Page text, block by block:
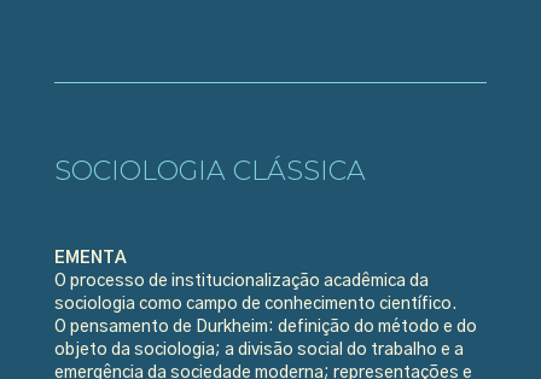
SOCIOLOGIA CLÁSSICA
EMENTA
O processo de institucionalização acadêmica da
sociologia como campo de conhecimento científico.
O pensamento de Durkheim: definição do método e do
objeto da sociologia; a divisão social do trabalho e a
emergência da sociedade moderna; representações e